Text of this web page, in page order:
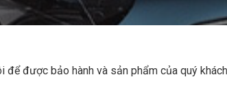
được bảo hành và sản phẩm của quý